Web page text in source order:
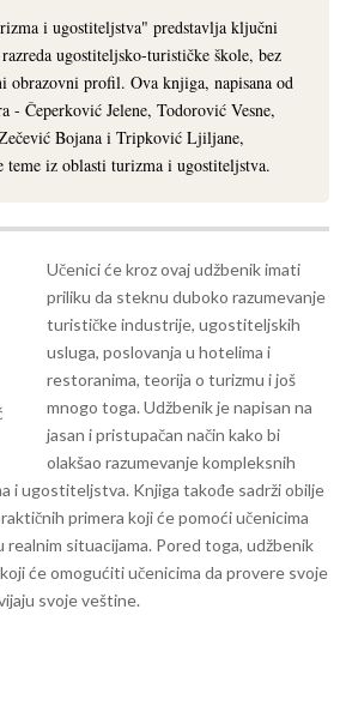
i ugostiteljstva" predstavlja ključni
ugostiteljsko-turističke škole, bez
obrazovni profil. Ova knjiga, napisana od
- Čeperković Jelene, Todorović Vesne,
Bojana i Tripković Ljiljane,
teme iz oblasti turizma i ugostiteljstva.
Učenici će kroz ovaj udžbenik imati
priliku da steknu duboko razumevanje
turističke industrije, ugostiteljskih
usluga, poslovanja u hotelima i
restoranima, teorija o turizmu i još
mnogo toga. Udžbenik je napisan na
jasan i pristupačan način kako bi
olakšao razumevanje kompleksnih
i ugostiteljstva. Knjiga takođe sadrži obilje
primera koji će pomoći učenicima
realnim situacijama. Pored toga, udžbenik
će omogućiti učenicima da provere svoje
svoje veštine.